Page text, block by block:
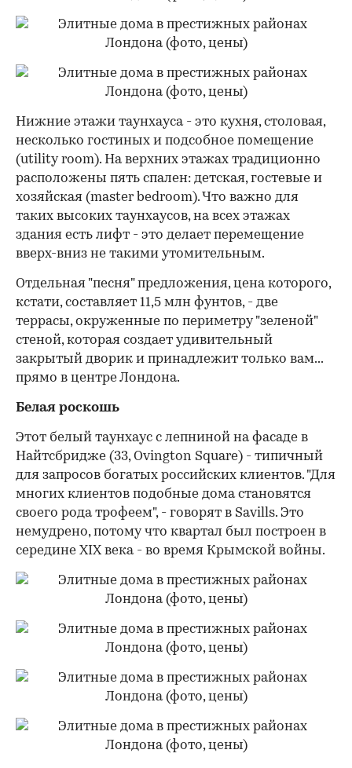
Нижние этажи таунхауса - это кухня, столовая,
несколько гостиных и подсобное помещение
(utility room). На верхних этажах традиционно
расположены пять спален: детская, гостевые и
хозяйская (master bedroom). Что важно для
таких высоких таунхаусов, на всех этажах
здания есть лифт - это делает перемещение
вверх-вниз не такими утомительным.
Отдельная "песня" предложения, цена которого,
кстати, составляет 11,5 млн фунтов, - две
террасы, окруженные по периметру "зеленой"
стеной, которая создает удивительный
закрытый дворик и принадлежит только вам...
прямо в центре Лондона.
Белая роскошь
Этот белый таунхаус с лепниной на фасаде в
Найтсбридже (33, Ovington Square) - типичный
для запросов богатых российских клиентов. "Для
многих клиентов подобные дома становятся
своего рода трофеем", - говорят в Savills. Это
немудрено, потому что квартал был построен в
середине XIX века - во время Крымской войны.